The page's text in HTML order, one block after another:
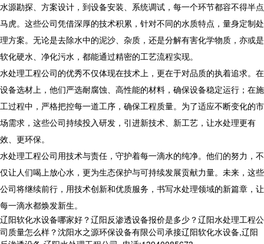
水源勘探、方案设计，到设备安装、系统调试，每一个环节都容不得半点
马虎。这些公司凭借深厚的技术积累，针对不同的水质特点，量身定制处
理方案。无论是去除水中的泥沙、杂质，还是分解有害化学物质，亦或是
软化硬水、净化污水，都能通过精密的工艺流程实现。
水处理工程公司的优秀不仅体现在技术上，更在于对品质的执着追求。在
设备选材上，他们严选耐腐蚀、高性能的材料，确保设备稳定运行；在施
工过程中，严格把控每一道工序，确保工程质量。为了适应不断变化的市
场需求，这些公司持续投入研发，引进新技术、新工艺，让水处理更有
效、更环保。
水处理工程公司用技术与责任，守护着每一滴水的纯净。他们的努力，不
仅让人们喝上放心水，更为生态保护与可持续发展贡献力量。未来，这些
公司将继续前行，用技术创新和优质服务，书写水处理领域的新篇章，让
每一滴水都焕发新生。
辽阳软化水设备哪家好？辽阳反渗透设备报价是多少？辽阳水处理工程公
司质量怎么样？沈阳水之源环保设备有限公司承接辽阳软化水设备,辽阳